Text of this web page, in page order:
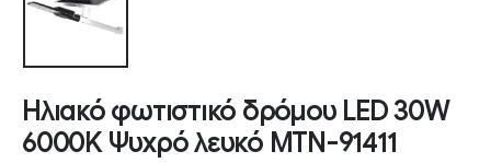
Ηλιακό φωτιστικό δρόμου LED 30W
6000K Ψυχρό λευκό MTN-91411